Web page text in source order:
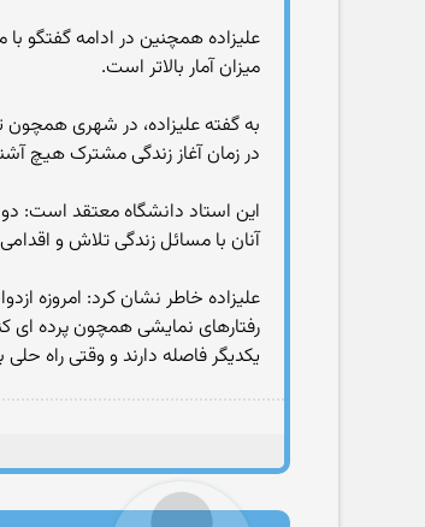
علیزاده همچنین در ادامه گفتگو
میزان آمار بالاتر است.
به گفته علیزاده، در شهری
در زمان آغاز زندگی مشترک هیچ
این استاد دانشگاه معتقد است:
آنان با مسائل زندگی تلاش و
علیزاده خاطر نشان کرد: امروزه
رفتارهای نمایشی همچون پرده ای
یکدیگر فاصله دارند و وقتی راه